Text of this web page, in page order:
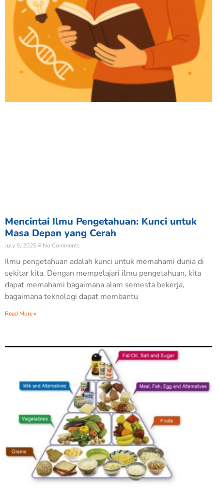
Mencintai Ilmu Pengetahuan: Kunci untuk
Masa Depan yang Cerah
July 9, 2025 No Comments
Ilmu pengetahuan adalah kunci untuk memahami dunia di
sekitar kita. Dengan mempelajari ilmu pengetahuan, kita
dapat memahami bagaimana alam semesta bekerja,
bagaimana teknologi dapat membantu
Read More »